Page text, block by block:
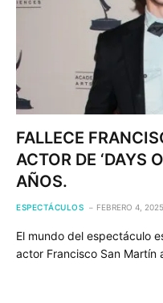
FALLECE
ACTOR DE ‘DAYS
AÑOS.
ESPECTÁCULOS FEBRERO 4, 2025
El mundo del espectáculo
actor Francisco San